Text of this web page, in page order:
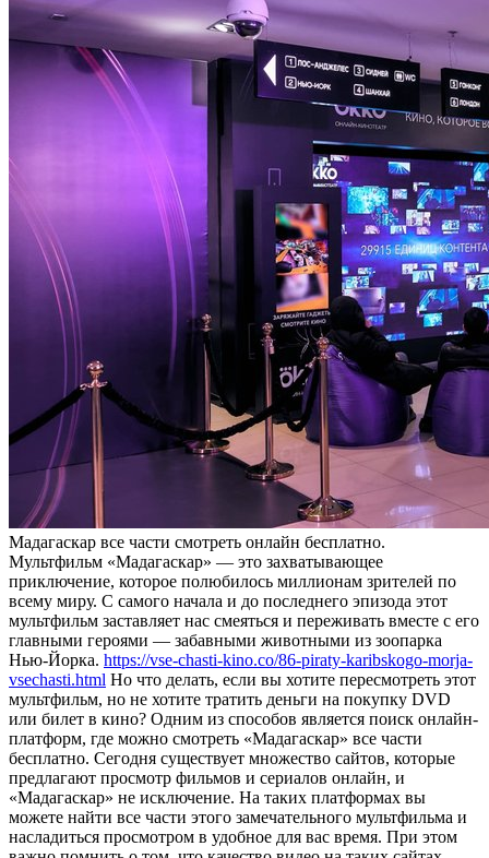
Мaдaгaскaр всe чaсти смотреть онлайн бесплатно.
Мультфильм «Мадагаскар» — это захватывающее
приключение, которое полюбилось миллионам зрителей по
всему миру. С самого начала и до последнего эпизода этот
мультфильм заставляет нас смеяться и переживать вместе с его
главными героями — забавными животными из зоопарка
Нью-Йорка. https://vse-chasti-kino.co/86-piraty-karibskogo-morja-
vsechasti.html Но что делать, если вы хотите пересмотреть этот
мультфильм, но не хотите тратить деньги на покупку DVD
или билет в кино? Одним из способов является поиск онлайн-
платформ, где можно смотреть «Мадагаскар» все части
бесплатно. Сегодня существует множество сайтов, которые
предлагают просмотр фильмов и сериалов онлайн, и
«Мадагаскар» не исключение. На таких платформах вы
можете найти все части этого замечательного мультфильма и
насладиться просмотром в удобное для вас время. При этом